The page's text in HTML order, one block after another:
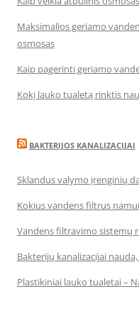
Maksimalios geriamo
osmosas
Kaip pagerinti geriamo
Kokį lauko tualetą rinktis
BAKTERIJOS KANALIZACIJAI
Sklandus valymo įrenginių
Kokius vandens filtrus
Vandens filtravimo sistemų
Bakterijų kanalizacijai
Plastikiniai lauko tualetai –